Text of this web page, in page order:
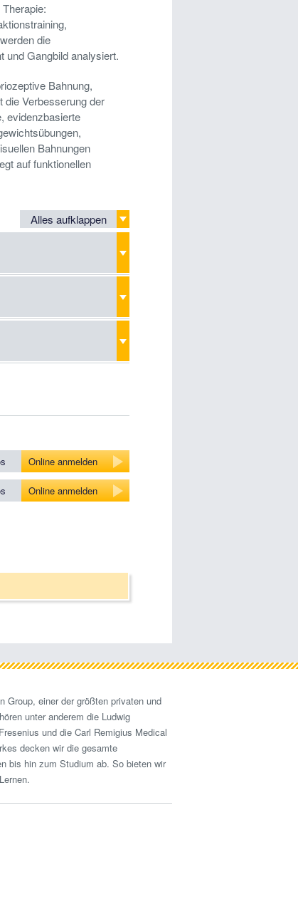
die
und Gangbild analysiert.
Bahnung,
die Verbesserung der
evidenzbasierte
Bahnungen
auf funktionellen
Alles aufklappen
Online anmelden
Online anmelden
Group, einer der größten privaten und
unter anderem die Ludwig
und die Carl Remigius Medical
decken wir die gesamte
bis hin zum Studium ab. So bieten wir